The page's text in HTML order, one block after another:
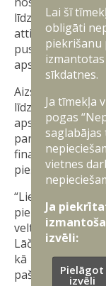
līdzekļus
attiecīgs
pusi no
Aizsardzības
līdzīgi arī
paredz, ka
finanšu
piešķirt.
“Liepsalās”
piemēram,
veltīti pasākumi
Lāčplēša dienai
kā arī dažādi
pašvaldības
Lai šī
obligāti
piekrišanu
sīkdatnes.
Ja tīmekļa
pogas
vietnes
Ja
izvēli:
Pielāgot
izvēli